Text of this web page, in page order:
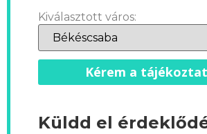
Kiválasztott város:
Kérem a
Küldd el